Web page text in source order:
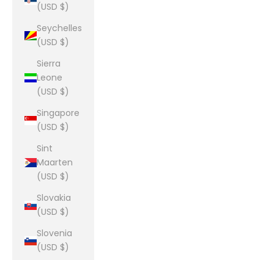
(USD $)
Seychelles
(USD $)
Sierra
Leone
(USD $)
Singapore
(USD $)
Sint
Maarten
(USD $)
Slovakia
(USD $)
Slovenia
(USD $)